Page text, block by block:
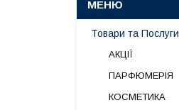
Товари та Послуги
АКЦІЇ
ПАРФЮМЕРІЯ
КОСМЕТИКА